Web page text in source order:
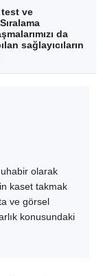
test ve
da
sağlayıcıların
olarak
kaset takmak
ve görsel
konusundaki